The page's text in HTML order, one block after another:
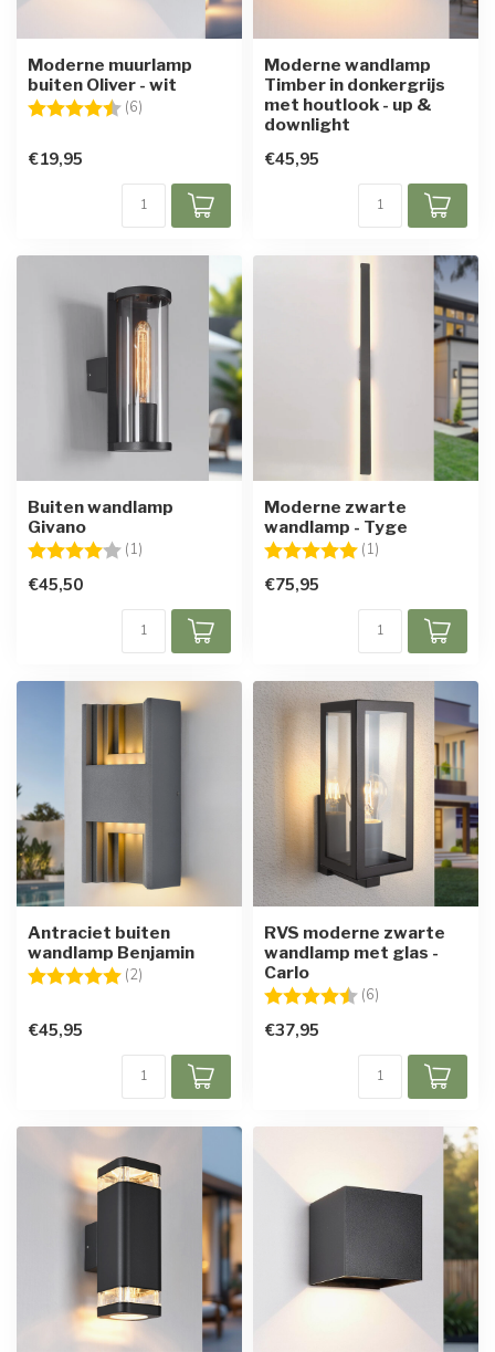
Moderne muurlamp
buiten Oliver - wit
Beoordeling: (6)
€19,95
Moderne wandlamp
Timber in donkergrijs
met houtlook - up &
downlight
€45,95
Buiten wandlamp
Givano
Beoordeling: (1)
€45,50
Moderne zwarte
wandlamp - Tyge
Beoordeling: (1)
€75,95
Antraciet buiten
wandlamp Benjamin
Beoordeling: (2)
€45,95
RVS moderne zwarte
wandlamp met glas -
Carlo
Beoordeling: (6)
€37,95